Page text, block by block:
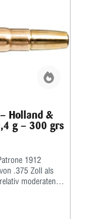
Holland &
g – 300 grs
1912
.375 Zoll als
moderaten